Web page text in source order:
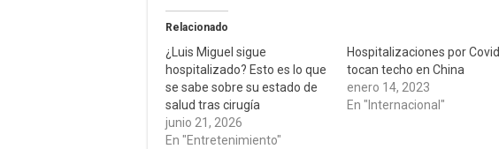
Relacionado
¿Luis Miguel sigue
hospitalizado? Esto es lo que
se sabe sobre su estado de
salud tras cirugía
junio 21, 2026
En "Entretenimiento"
Hospitalizaciones por Covid
tocan techo en China
enero 14, 2023
En "Internacional"